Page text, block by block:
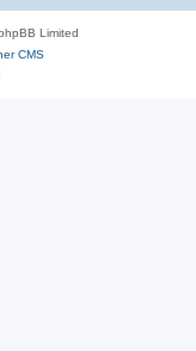
Limited
CMS